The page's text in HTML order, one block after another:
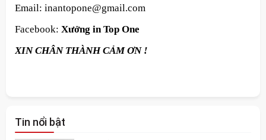
Email: inantopone@gmail.com
Facebook: Xưởng in Top One
XIN CHÂN THÀNH CẢM ƠN !
Tin nổi bật